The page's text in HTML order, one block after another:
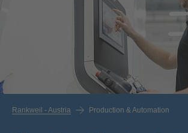
Rankweil - Austria Production & Automation